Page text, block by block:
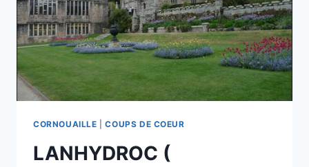
CORNOUAILLE |COUPS DE COEUR
LANHYDROC (